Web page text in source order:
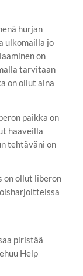
hurjan
ulkomailla jo
on
tarvitaan
on ollut aina
paikka on
haaveilla
tehtäväni on
on ollut liberon
piristää
Help